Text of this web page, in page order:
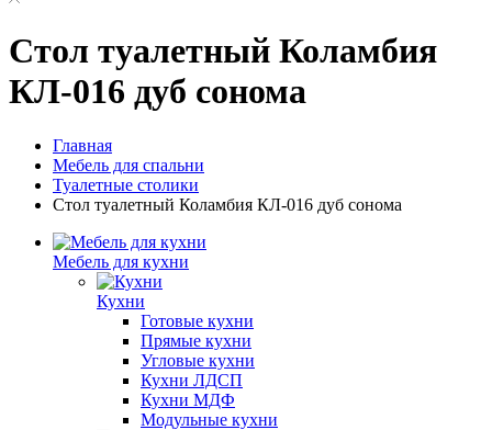
Стол туалетный Коламбия
КЛ-016 дуб сонома
Главная
Мебель для спальни
Туалетные столики
Стол туалетный Коламбия КЛ-016 дуб сонома
Мебель для кухни
Кухни
Готовые кухни
Прямые кухни
Угловые кухни
Кухни ЛДСП
Кухни МДФ
Модульные кухни